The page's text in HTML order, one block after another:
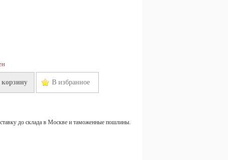
В избранное
до склада в Москве и таможенные пошлины.